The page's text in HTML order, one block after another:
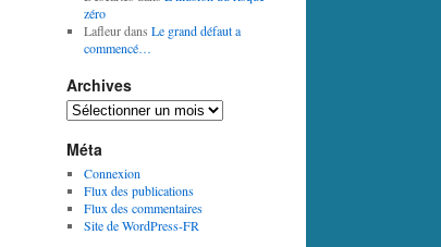
zéro
Lafleurdans Le grand défaut a
commencé…
Archives
Archives
Méta
Connexion
Flux des publications
Flux des commentaires
Site de WordPress-FR